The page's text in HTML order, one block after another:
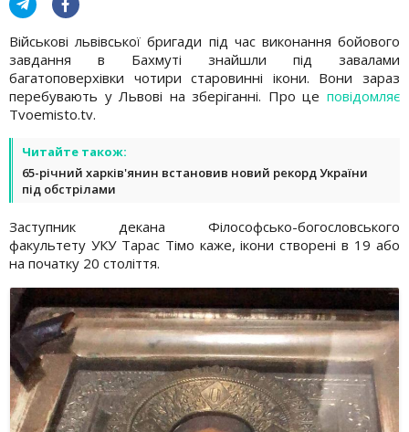
Військові львівської бригади під час виконання бойового
завдання в Бахмуті знайшли під завалами
багатоповерхівки чотири старовинні ікони. Вони зараз
перебувають у Львові на зберіганні. Про це повідомляє
Tvoemisto.tv.
Читайте також:
65-річний харків'янин встановив новий рекорд України
під обстрілами
Заступник декана Філософсько-богословського
факультету УКУ Тарас Тімо каже, ікони створені в 19 або
на початку 20 століття.